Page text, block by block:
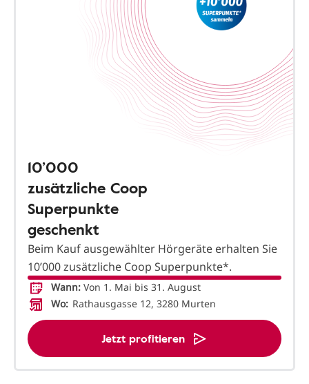
10’000
zusätzliche Coop
Superpunkte
geschenkt
Beim Kauf ausgewählter Hörgeräte erhalten Sie
10’000 zusätzliche Coop Superpunkte*.
Wann: Von 1. Mai bis 31. August
Wo: Rathausgasse 12, 3280 Murten
Jetzt profitieren